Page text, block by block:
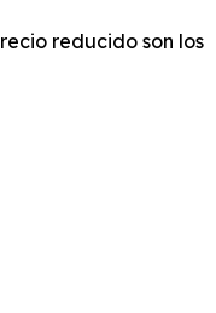
reducido son los